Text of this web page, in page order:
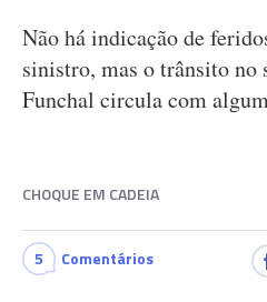
Não há indicação de
sinistro, mas o trânsito no
Funchal circula com
CHOQUE EM CADEIA
5 Comentários